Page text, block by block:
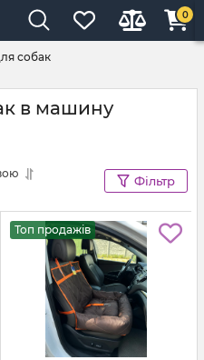
0
собак
в машину
Фільтр
Топ продажів